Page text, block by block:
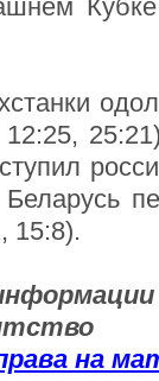
Кубке
15:8).
на